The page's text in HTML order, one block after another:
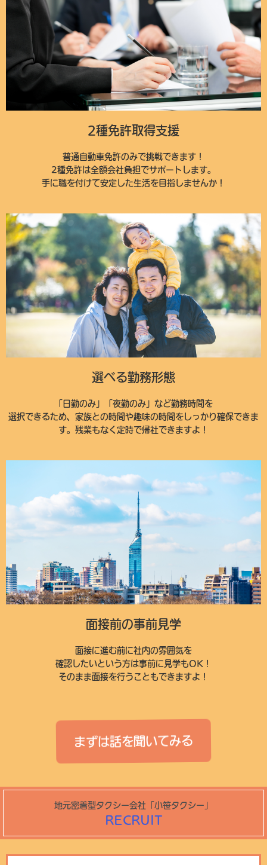
2種免許取得支援
普通自動車免許のみで挑戦できます！
2種免許は全額会社負担でサポートします。
手に職を付けて安定した生活を目指しませんか！
選べる勤務形態
「日勤のみ」「夜勤のみ」など勤務時間を
選択できるため、家族との時間や趣味の時間をしっかり確保できま
す。残業もなく定時で帰社できますよ！
面接前の事前見学
面接に進む前に社内の雰囲気を
確認したいという方は事前に見学もOK！
そのまま面接を行うこともできますよ！
まずは話を聞いてみる
地元密着型タクシー会社「小笹タクシー」
RECRUIT